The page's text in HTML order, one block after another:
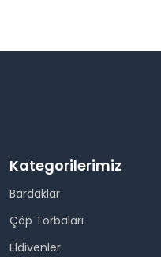
Kategorilerimiz
Bardaklar
Çöp Torbaları
Eldivenler